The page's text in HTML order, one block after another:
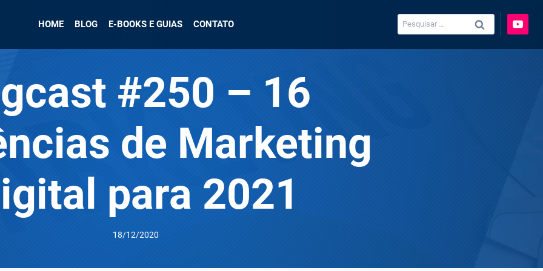
HOME BLOG E-BOOKS E GUIAS CONTATO
Pesquisar
por:
#250 – 16
de Marketing
para 2021
18/12/2020